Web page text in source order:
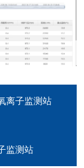
离子监测站
监测站